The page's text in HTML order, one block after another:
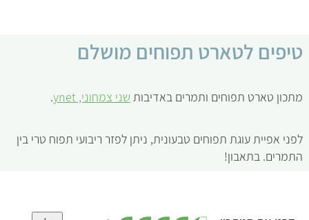
טיפים לטארט תפוחים מושלם
מתכון טארט תפוחים ותמרים באדיבות שני צמחוני, ynet .
לפני אפיית עוגת תפוחים טבעונית, ניתן לפזר ריבועי תפוח טרי בין
התמרים. בתאבון!